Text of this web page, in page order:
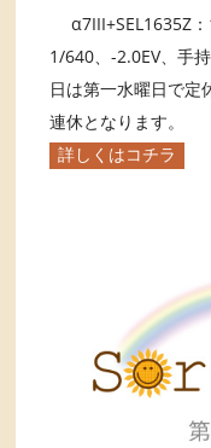
α7III+SEL1635Z：
1/640、-2.0EV、手
日は第一水曜日で定
連休となります。
詳しくはコチラ